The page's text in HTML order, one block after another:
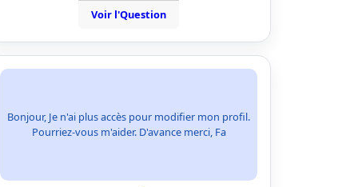
Voir l'Question
Bonjour, Je n'ai plus accès pour modifier mon profil.
Pourriez-vous m'aider. D'avance merci, Fa